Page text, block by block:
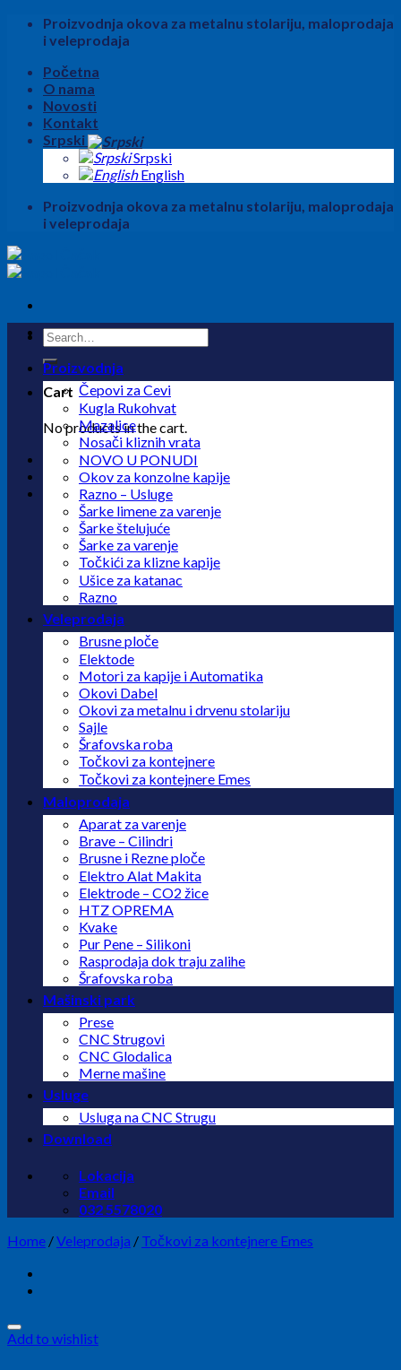
Skip
Proizvodnja okova za metalnu stolariju, maloprodaja
i veleprodaja
Početna
O nama
Novosti
Kontakt
Srpski
Srpski
English
Proizvodnja okova za metalnu stolariju, maloprodaja
i veleprodaja
Search
for:
Cart
No products in the cart.
Proizvodnja
Čepovi za Cevi
Kugla Rukohvat
Mazalice
Nosači kliznih vrata
NOVO U PONUDI
Okov za konzolne kapije
Razno – Usluge
Šarke limene za varenje
Šarke štelujuće
Šarke za varenje
Točkići za klizne kapije
Ušice za katanac
Razno
Veleprodaja
Brusne ploče
Elektode
Motori za kapije i Automatika
Okovi Dabel
Okovi za metalnu i drvenu stolariju
Sajle
Šrafovska roba
Točkovi za kontejnere
Točkovi za kontejnere Emes
Maloprodaja
Aparat za varenje
Brave – Cilindri
Brusne i Rezne ploče
Elektro Alat Makita
Elektrode – CO2 žice
HTZ OPREMA
Kvake
Pur Pene – Silikoni
Rasprodaja dok traju zalihe
Šrafovska roba
Mašinski park
Prese
CNC Strugovi
CNC Glodalica
Merne mašine
Usluge
Usluga na CNC Strugu
Download
Lokacija
Email
032 5578020
Home /Veleprodaja / Točkovi za kontejnere Emes
Add to wishlist